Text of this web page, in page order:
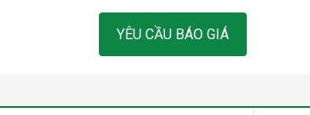
YÊU CẦU BÁO GIÁ